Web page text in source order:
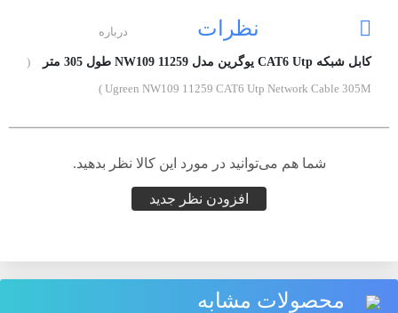
نظرات درباره
کابل شبکه CAT6 Utp یوگرین مدل NW109 11259 طول 305 متر
(
Ugreen NW109 11259 CAT6 Utp Network Cable 305M )
شما هم می‌توانید در مورد این کالا نظر بدهید.
افزودن نظر جدید
محصولات مشابه